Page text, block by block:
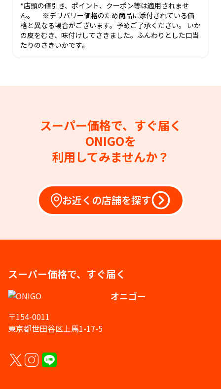
*店頭の値引き、ポイント、クーポン等は適用されませ
ん。 ※デリバリー価格のため商品に添付されている価
格と異なる場合がございます。予めご了承ください。 いか
の皮をむき、味付けしてさきました。ふんわりとした口当
たりのさきいかです。
スーパー価格で、すぐ届く
ONIGOを
利用してみませんか？
お近くの店舗を探す
スーパー価格で、すぐ届く
オニゴー
〒154-0011
東京都世田谷区上馬1-17-5